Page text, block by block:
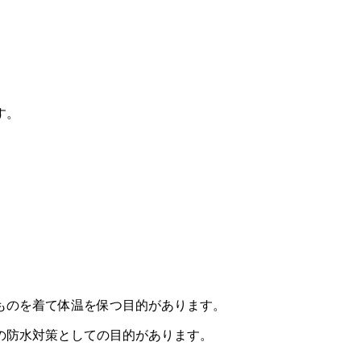
を着て体温を保つ目的があります。
水対策としての目的があります。